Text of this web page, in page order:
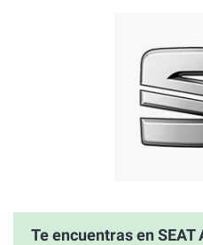
Te encuentras en SEAT